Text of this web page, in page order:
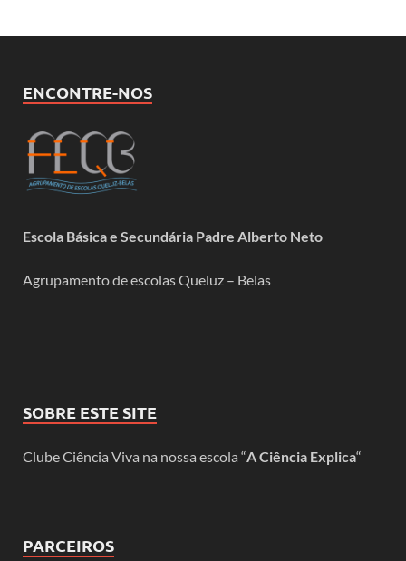
ENCONTRE-NOS
Escola Básica e Secundária Padre Alberto Neto
Agrupamento de escolas Queluz – Belas
SOBRE ESTE SITE
Clube Ciência Viva na nossa escola “A Ciência Explica“
PARCEIROS